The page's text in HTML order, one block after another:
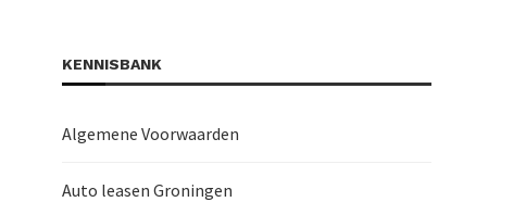
KENNISBANK
Algemene Voorwaarden
Auto leasen Groningen